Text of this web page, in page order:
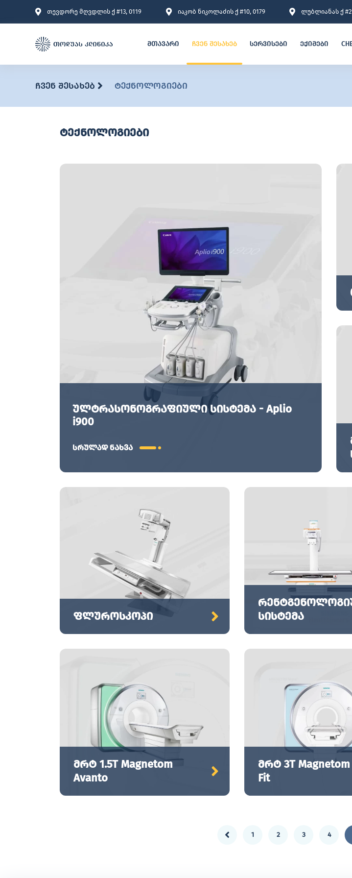
თევდორე მღვდლის ქ #13, 0119 იაკობ ნიკოლაძის ქ #10, 0179 ლუბლიანას ქ
მთავარი ჩვენ შესახებ სერვისები ექიმები
ჩვენ შესახებ ტექნოლოგიები
ტექნოლოგიები
ულტრასონოგრაფიული სისტემა - Aplio
i900
სრულად ნახვა
ფლუროსკოპი
სისტემა
მრტ 1.5T Magnetom
Avanto
მრტ 3T Magnetom
Fit
1 2 3 4